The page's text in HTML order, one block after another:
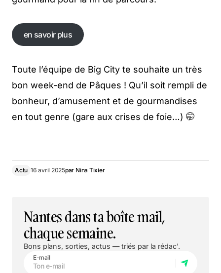
en savoir plus
en savoir plus
Toute l’équipe de Big City te souhaite un très
bon week-end de Pâques ! Qu’il soit rempli de
bonheur, d’amusement et de gourmandises
en tout genre (gare aux crises de foie…) 🤭
Actu 16 avril 2025par Nina Tixier
Nantes dans ta boîte mail,
chaque semaine.
Bons plans, sorties, actus — triés par la rédac'.
E-mail